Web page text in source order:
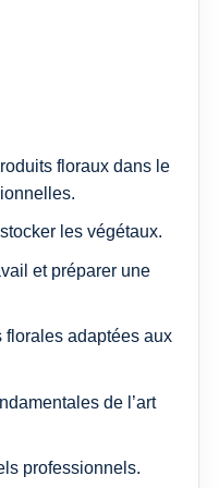
floraux dans le
les végétaux.
et préparer une
florales adaptées aux
de l’art
professionnels.